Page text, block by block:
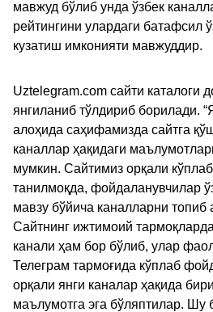
мавжуд бўлиб унда ўзбек
рейтингини улардаги батафсил
кузатиш имконияти мавжуддир.
Uztelegram.com сайти каталоги
янгиланиб тўлдириб борилади.
алоҳида саҳифамизда сайтга
каналлар ҳақидаги
мумкин. Сайтимиз орқали
танилмоқда, фойдаланувчилар
мавзу бўйича каналларни топиб
Сайтнинг ижтимоий
канали ҳам бор бўлиб, улар
Телеграм тармоғида кўплаб
орқали янги каналар ҳақида
маълумотга эга бўляптилар. Шу